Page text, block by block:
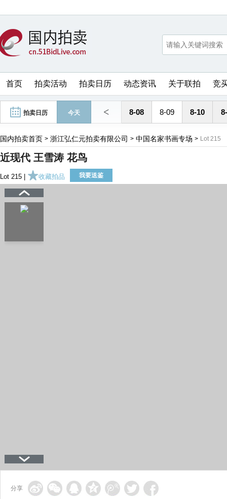
首页 拍卖活动 拍卖日历 动态资讯 关于联拍 竞
拍卖日历 今天 < 8-08 8-09 8-10
国内拍卖首页 > 浙江弘仁元拍卖有限公司 > 中国名家书画专场 > Lot 215
近现代 王雪涛 花鸟
Lot 215 | 收藏拍品 我要送鉴
分享